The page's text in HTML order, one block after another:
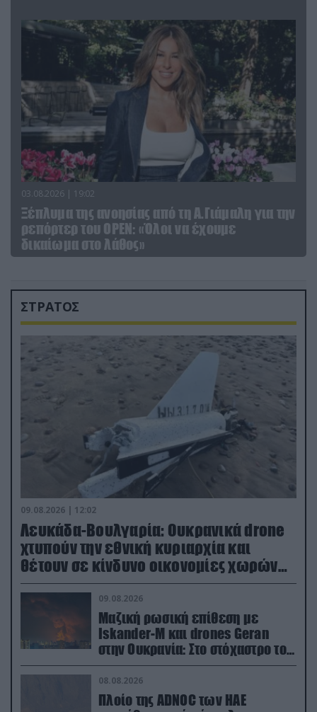
03.08.2026 | 19:02
Ξέπλυμα της ανοησίας από τη Α.Γιάμαλη για την
ρεπόρτερ του ΟΡΕΝ: «Όλοι να έχουμε
δικαίωμα στο λάθος»
ΣΤΡΑΤΟΣ
09.08.2026 | 12:02
Λευκάδα-Βουλγαρία: Ουκρανικά drone
χτυπούν την εθνική κυριαρχία και
θέτουν σε κίνδυνο οικονομίες χωρών
του ΝΑΤΟ
09.08.2026
Μαζική ρωσική επίθεση με
Iskander-M και drones Geran
στην Ουκρανία: Στο στόχαστρο το
εργοστάσιο των Flamingo
08.08.2026
Πλοίο της ADNOC των ΗΑΕ